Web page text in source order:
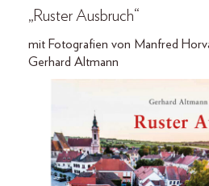
„Ruster Ausbruch“
mit Fotografien von Manfred
Gerhard Altmann